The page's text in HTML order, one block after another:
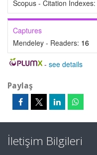
Scopus - Citation Indexes:
Captures
Mendeley - Readers: 16
- see details
Paylaş
İletişim Bilgileri